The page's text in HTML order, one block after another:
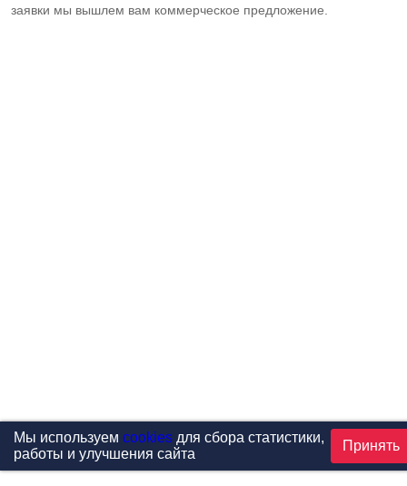
заявки мы вышлем вам коммерческое предложение.
Мы используем cookiesдля сбора статистики,
работы и улучшения сайта
Принять